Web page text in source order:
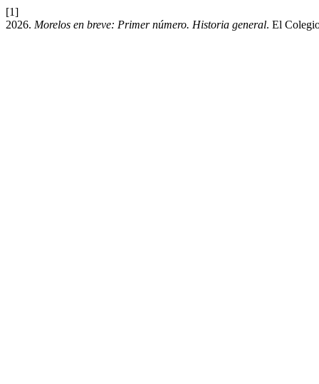
[1]
2026. Morelos en breve: Primer número. Historia general. El